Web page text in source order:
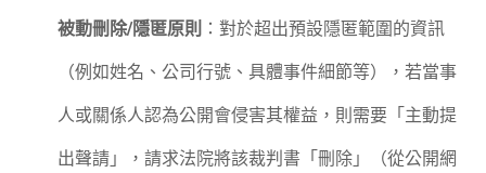
被動刪除/隱匿原則 ：對於超出預設隱匿範圍的資訊
（例如姓名、公司行號、具體事件細節等），若當事
人或關係人認為公開會侵害其權益，則需要「主動提
出聲請」，請求法院將該裁判書「刪除」（從公開網